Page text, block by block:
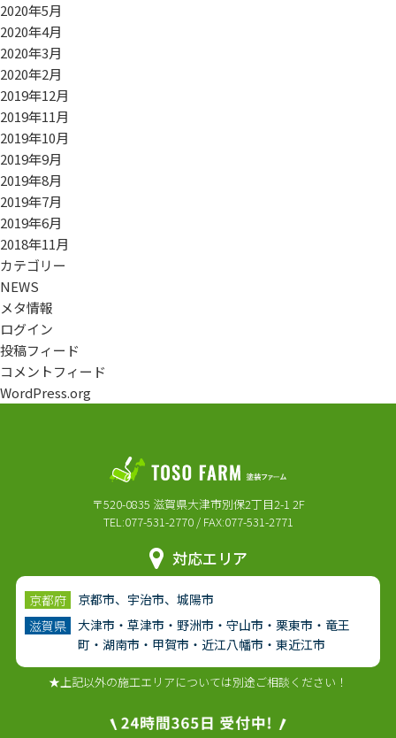
2020年5月
2020年4月
2020年3月
2020年2月
2019年12月
2019年11月
2019年10月
2019年9月
2019年8月
2019年7月
2019年6月
2018年11月
カテゴリー
NEWS
メタ情報
ログイン
投稿フィード
コメントフィード
WordPress.org
〒520-0835 滋賀県大津市別保2丁目2-1 2F
TEL:077-531-2770 / FAX:077-531-2771
対応エリア
京都府
京都市、宇治市、城陽市
滋賀県
大津市・草津市・野洲市・守山市・栗東市・竜王
町・湖南市・甲賀市・近江八幡市・東近江市
★上記以外の施工エリアについては別途ご相談ください！